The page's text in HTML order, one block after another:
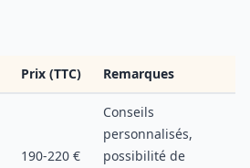
Prix (TTC) Remarques
190-220 €
Conseils
personnalisés,
possibilité de